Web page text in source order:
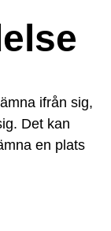
ifrån sig,
Det kan
en plats